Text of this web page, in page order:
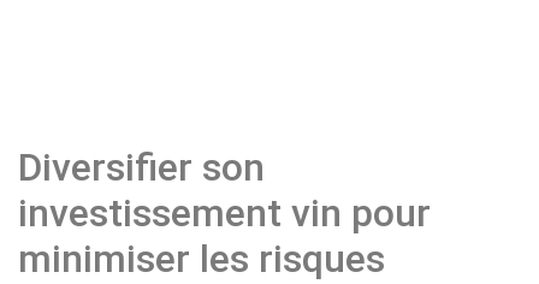
Diversifier son
investissement vin pour
minimiser les risques